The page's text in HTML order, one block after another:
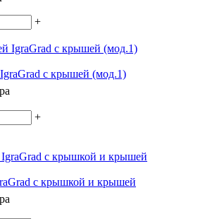
+
с крышей (мод.1)
+
с крышкой и крышей